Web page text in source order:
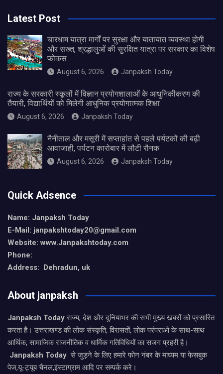
Latest Post
चारधाम यात्रा मार्गों पर सुरक्षा और यातायात व्यवस्था होगी
और सख्त, श्रद्धालुओं की सुरक्षित यात्रा पर सरकार का विशेष
फोकस
August 6, 2026 Janpaksh Today
राज्य के सरकारी स्कूलों में विज्ञान प्रयोगशालाओं के आधुनिकीकरण की
तैयारी, विद्यार्थियों को मिलेगी आधुनिक प्रयोगात्मक शिक्षा
August 6, 2026 Janpaksh Today
नैनीताल और मसूरी में सप्ताहांत से पहले पर्यटकों की बढ़ी
आवाजाही, पर्यटन कारोबार में लौटी रौनक
August 6, 2026 Janpaksh Today
Quick Adsence
Name: Janpaksh Today
E-Mail: janpakshtoday20@gmail.com
Website: www.Janpakshtoday.com
Phone:
Address: Dehradun, uk
About janpaksh
Janpaksh Todayराज्य, देश और दुनियाभर की सभी मुख्य खबरों को प्रसारित
करता है। उत्तराखण्ड की लोक संस्कृति, विरासतों, लोक परंपराओ के साथ-साथ
आर्थिक, सामाजिक राजनीतिक व धार्मिक गतिविधियों का सजग प्रहरी है।
Janpaksh Today से जुड़ने के लिए हमारे फोन नंबर के माध्यम या फेसबुक
पेज,यू-ट्यूब चैनल,इंस्टाग्राम आदि पर सम्पर्क करे।